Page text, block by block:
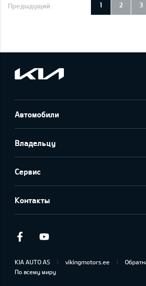
Предыдущий 1 2 3
Автомобили
Владельцу
Сервис
Контакты
Facebook
KIA AUTO AS vikingmotors.ee
По всему миру